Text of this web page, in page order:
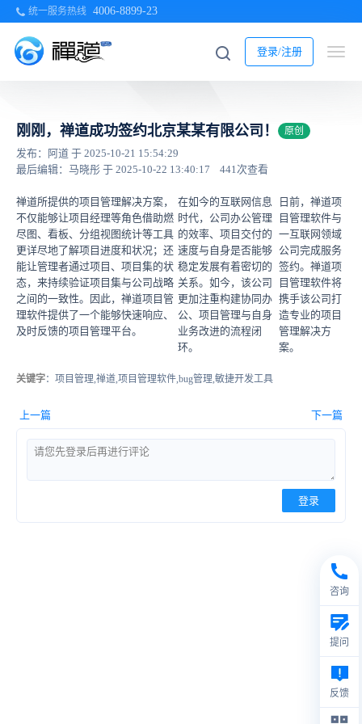
统一服务热线 4006-8899-23
登录/注册
刚刚，禅道成功签约北京某某有限公司！ 原创
发布：阿道 于 2025-10-21 15:54:29
最后编辑：马晓彤 于 2025-10-22 13:40:17
441次查看
日前，禅道项
目管理软件与
一互联网领域
公司完成服务
签约。禅道项
目管理软件将
携手该公司打
造专业的项目
管理解决方
案。
在如今的互联网信息
时代，公司办公管理
的效率、项目交付的
速度与自身是否能够
稳定发展有着密切的
关系。如今，该公司
更加注重构建协同办
公、项目管理与自身
业务改进的流程闭
环。
禅道所提供的项目管理解决方案，
不仅能够让项目经理等角色借助燃
尽图、看板、分组视图统计等工具
更详尽地了解项目进度和状况；还
能让管理者通过项目、项目集的状
态，来持续验证项目集与公司战略
之间的一致性。因此，禅道项目管
理软件提供了一个能够快速响应、
及时反馈的项目管理平台。
关键字：项目管理,禅道,项目管理软件,bug管理,敏捷开发工具
上一篇 下一篇
登录
咨询
提问
反馈